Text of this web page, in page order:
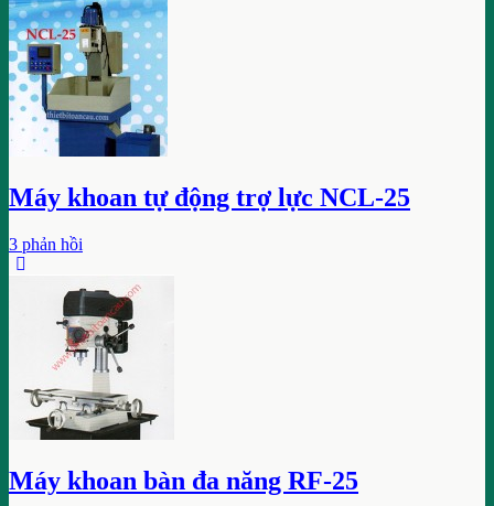
Máy khoan tự động trợ lực NCL-25
3 phản hồi
Máy khoan bàn đa năng RF-25